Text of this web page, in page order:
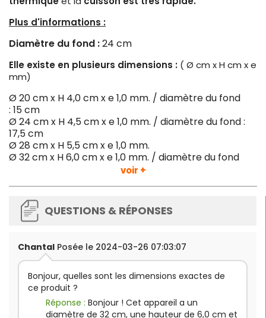
Plus d'informations :
Diamètre du fond :24 cm
Elle existe en plusieurs dimensions : ( Ø cm x H cm x e
mm)
Ø 20 cm x H 4,0 cm x e 1,0 mm. / diamètre du fond
: 15 cm
Ø 24 cm x H 4,5 cm x e 1,0 mm. / diamètre du fond :
17,5 cm
Ø 28 cm x H 5,5 cm x e 1,0 mm.
Ø 32 cm x H 6,0 cm x e 1,0 mm. / diamètre du fond
Ø 40 cm x H 6,5 cm x e 1,0 mm.
voir +
QUESTIONS & RÉPONSES
Chantal Posée le 2024-03-26 07:03:07
Bonjour, quelles sont les dimensions exactes de
ce produit ?
Réponse : Bonjour ! Cet appareil a un
diamètre de 32 cm, une hauteur de 6,0 cm et